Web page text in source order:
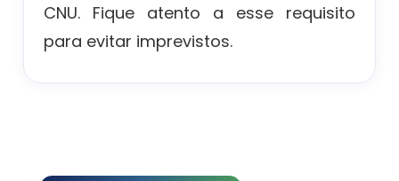
CNU. Fique atento a esse requisito
para evitar imprevistos.